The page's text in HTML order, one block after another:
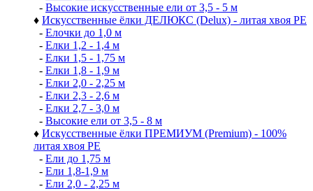
- Высокие искусственные ели от 3,5 - 5 м
♦ Искусственные ёлки ДЕЛЮКС (Delux) - литая хвоя РЕ
- Елочки до 1,0 м
- Елки 1,2 - 1,4 м
- Елки 1,5 - 1,75 м
- Елки 1,8 - 1,9 м
- Елки 2,0 - 2,25 м
- Елки 2,3 - 2,6 м
- Елки 2,7 - 3,0 м
- Высокие ели от 3,5 - 8 м
♦ Искусственные ёлки ПРЕМИУМ (Premium) - 100%
литая хвоя РЕ
- Ели до 1,75 м
- Ели 1,8-1,9 м
- Ели 2,0 - 2,25 м